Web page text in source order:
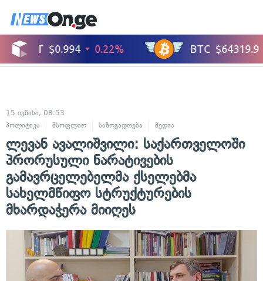
15 ივნისი, 08:53
პოლიტიკა
მსოფლიო საზოგადოება მედია
ლევან ავალიშვილი: საქართველოში
პრორუსული ნარატივების
გამავრცელებელმა ქსელებმა
სახელმწიფო სტრუქტურების
მხარდაჭერა მიიღეს